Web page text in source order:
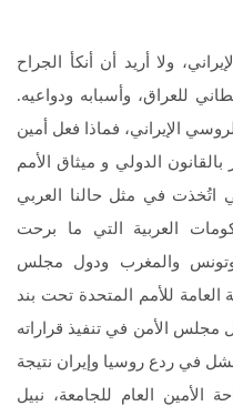
ولا أريد أن أنكأ الجراح
للعراق، وأسبابه ودواعيه.
الإيراني، فماذا فعل أمين
الدولي و ميثاق الأمم
اتُخذت في مثل حالنا العربي
العربية التي ما برحت
وتونس والمغرب ودول مجلس
العامة للأمم المتحدة تحت بند
مجلس الأمن في تنفيذ قراراته
في ردع روسيا وإيران نتيجة
الأمين العام للجامعة، نبيل